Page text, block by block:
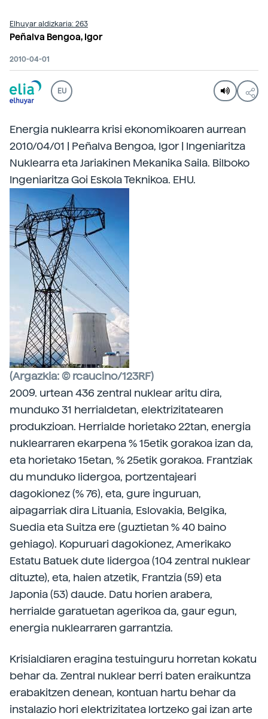
Elhuyar aldizkaria: 263
Peñalva Bengoa, Igor
2010-04-01
EU
Energia nuklearra krisi ekonomikoaren aurrean
2010/04/01 | Peñalva Bengoa, Igor | Ingeniaritza
Nuklearra eta Jariakinen Mekanika Saila. Bilboko
Ingeniaritza Goi Eskola Teknikoa. EHU.
(Argazkia: © rcaucino/123RF)
2009. urtean 436 zentral nuklear aritu dira,
munduko 31 herrialdetan, elektrizitatearen
produkzioan. Herrialde horietako 22tan, energia
nuklearraren ekarpena % 15etik gorakoa izan da,
eta horietako 15etan, % 25etik gorakoa. Frantziak
du munduko lidergoa, portzentajeari
dagokionez (% 76), eta, gure inguruan,
aipagarriak dira Lituania, Eslovakia, Belgika,
Suedia eta Suitza ere (guztietan % 40 baino
gehiago). Kopuruari dagokionez, Amerikako
Estatu Batuek dute lidergoa (104 zentral nuklear
dituzte), eta, haien atzetik, Frantzia (59) eta
Japonia (53) daude. Datu horien arabera,
herrialde garatuetan agerikoa da, gaur egun,
energia nuklearraren garrantzia.
Krisialdiaren eragina testuinguru horretan kokatu
behar da. Zentral nuklear berri baten eraikuntza
erabakitzen denean, kontuan hartu behar da
instalazio hori elektrizitatea lortzeko gai izan arte